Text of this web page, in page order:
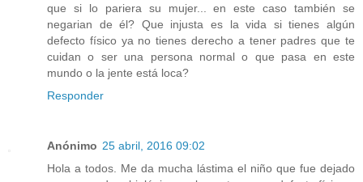
que si lo pariera su mujer... en este caso también se
negarian de él? Que injusta es la vida si tienes algún
defecto físico ya no tienes derecho a tener padres que te
cuidan o ser una persona normal o que pasa en este
mundo o la jente está loca?
Responder
Anónimo 25 abril, 2016 09:02
Hola a todos. Me da mucha lástima el niño que fue dejado